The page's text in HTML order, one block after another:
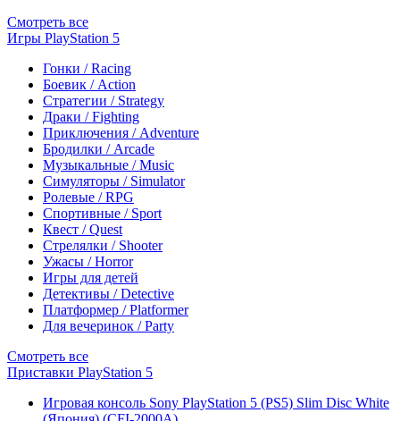
Смотреть все
Игры PlayStation 5
Гонки / Racing
Боевик / Action
Стратегии / Strategy
Драки / Fighting
Приключения / Adventure
Бродилки / Arcade
Музыкальные / Music
Симуляторы / Simulator
Ролевые / RPG
Спортивные / Sport
Квест / Quest
Стрелялки / Shooter
Ужасы / Horror
Игры для детей
Детективы / Detective
Платформер / Platformer
Для вечеринок / Party
Смотреть все
Приставки PlayStation 5
Игровая консоль Sony PlayStation 5 (PS5) Slim Disc White